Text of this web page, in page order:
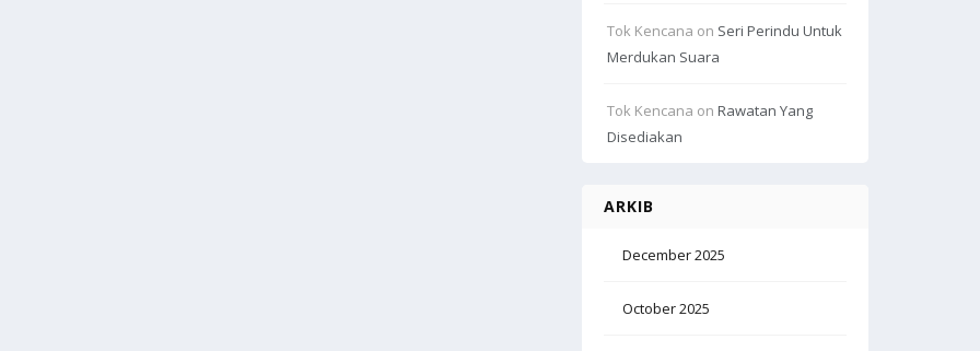
Tok Kencana on Seri Perindu Untuk
Merdukan Suara
Tok Kencana on Rawatan Yang
Disediakan
ARKIB
December 2025
October 2025